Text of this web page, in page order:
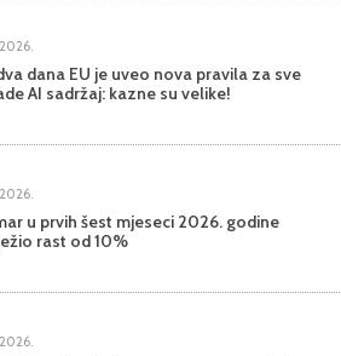
dana EU je uveo nova pravila za sve
AI sadržaj: kazne su velike!
u prvih šest mjeseci 2026. godine
rast od 10%